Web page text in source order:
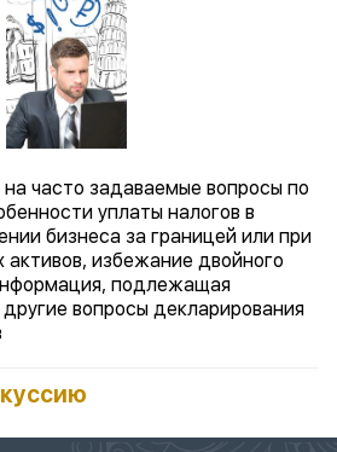
часто задаваемые вопросы по
уплаты налогов в
бизнеса за границей или при
избежание двойного
подлежащая
вопросы декларирования